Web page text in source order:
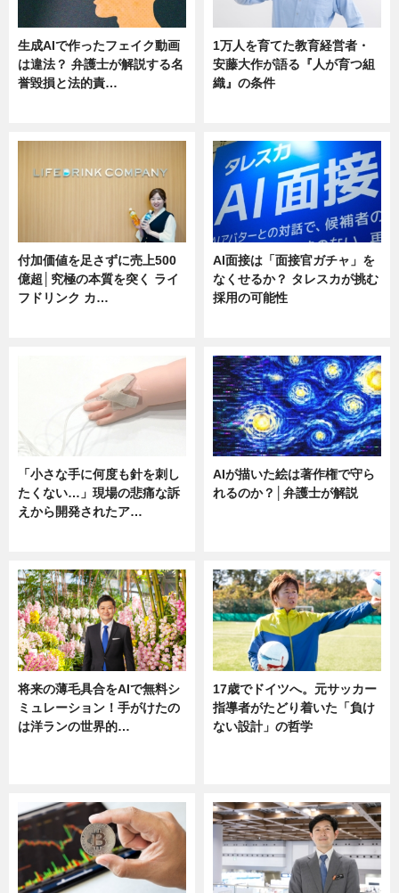
生成AIで作ったフェイク動画
は違法？ 弁護士が解説する名
誉毀損と法的責…
1万人を育てた教育経営者・
安藤大作が語る『人が育つ組
織』の条件
付加価値を足さずに売上500
億超│究極の本質を突く ライ
フドリンク カ…
AI面接は「面接官ガチャ」を
なくせるか？ タレスカが挑む
採用の可能性
「小さな手に何度も針を刺し
たくない…」現場の悲痛な訴
えから開発されたア…
AIが描いた絵は著作権で守ら
れるのか？│弁護士が解説
将来の薄毛具合をAIで無料シ
ミュレーション！手がけたの
は洋ランの世界的…
17歳でドイツへ。元サッカー
指導者がたどり着いた「負け
ない設計」の哲学